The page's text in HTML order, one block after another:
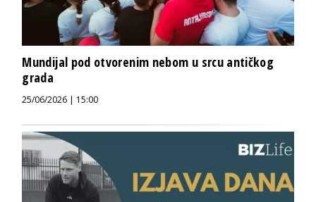
Mundijal pod otvorenim nebom u srcu antičkog
grada
25/06/2026 | 15:00